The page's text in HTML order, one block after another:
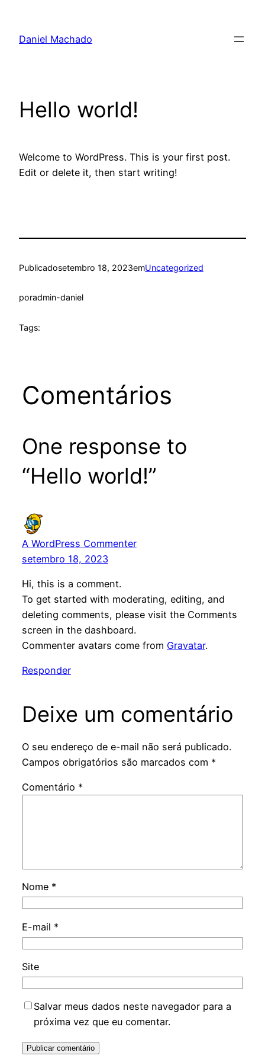
Daniel Machado
Hello world!
Welcome to WordPress. This is your first post.
Edit or delete it, then start writing!
Publicadosetembro 18, 2023emUncategorized
poradmin-daniel
Tags:
Comentários
One response to
“Hello world!”
A WordPress Commenter
setembro 18, 2023
Hi, this is a comment.
To get started with moderating, editing, and
deleting comments, please visit the Comments
screen in the dashboard.
Commenter avatars come from Gravatar.
Responder
Deixe um comentário
O seu endereço de e-mail não será publicado.
Campos obrigatórios são marcados com *
Comentário *
Nome *
E-mail *
Site
Salvar meus dados neste navegador para a
próxima vez que eu comentar.